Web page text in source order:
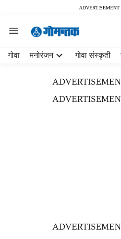
ADVERTISEMENT
गोवा मनोरंजन गोवा संस्कृती